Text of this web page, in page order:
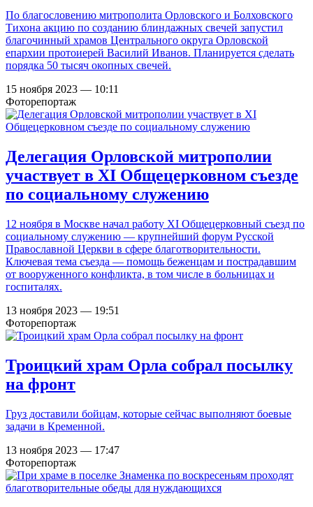
По благословению митрополита Орловского и Болховского
Тихона акцию по созданию блиндажных свечей запустил
благочинный храмов Центрального округа Орловской
епархии протоиерей Василий Иванов. Планируется сделать
порядка 50 тысяч окопных свечей.
15 ноября 2023 — 10:11
Фоторепортаж
Делегация Орловской митрополии
участвует в XI Общецерковном съезде
по социальному служению
12 ноября в Москве начал работу XI Общецерковный съезд по
социальному служению — крупнейший форум Русской
Православной Церкви в сфере благотворительности.
Ключевая тема съезда — помощь беженцам и пострадавшим
от вооруженного конфликта, в том числе в больницах и
госпиталях.
13 ноября 2023 — 19:51
Фоторепортаж
Троицкий храм Орла собрал посылку
на фронт
Груз доставили бойцам, которые сейчас выполняют боевые
задачи в Кременной.
13 ноября 2023 — 17:47
Фоторепортаж